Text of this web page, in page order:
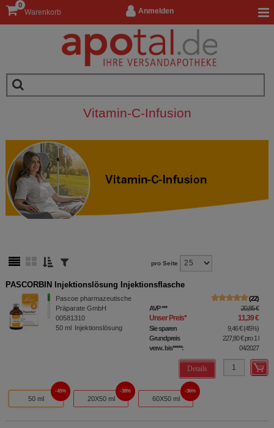
Anmelden
Warenkorb
0
Vitamin-C-Infusion
pro Seite
PASCORBIN Injektionslösung Injektionsflasche
Pascoe pharmazeutische
Präparate GmbH
00581310
50 ml Injektionslösung
22
AVP*** 20,85 €
Unser Preis* 11,39 €
Sie sparen 9,46 €(45%)
Grundpreis
227,80 €pro 1 l
verw. bis*****:
04/2027
Details
50 ml
45%
20X50 ml
38%
60X50 ml
36%